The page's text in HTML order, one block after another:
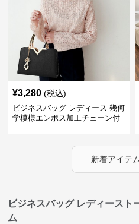
¥3,280 (税込)
ビジネスバッグ レディース 幾何
学模様エンボス加工チェーン付
新着アイテ
ビジネスバッグ レディースト
ム